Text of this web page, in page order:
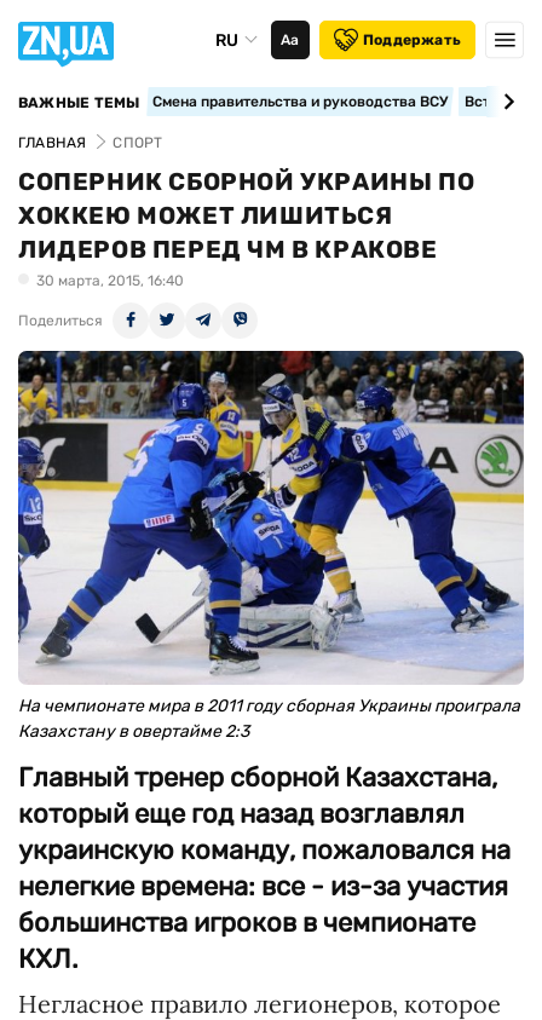
RU Аа Поддержать
ВАЖНЫЕ ТЕМЫ Смена правительства и руководства ВСУ
ГЛАВНАЯ СПОРТ
СОПЕРНИК СБОРНОЙ УКРАИНЫ ПО
ХОККЕЮ МОЖЕТ ЛИШИТЬСЯ
ЛИДЕРОВ ПЕРЕД ЧМ В КРАКОВЕ
30 марта, 2015, 16:40
Поделиться
На чемпионате мира в 2011 году сборная Украины проиграла
Казахстану в овертайме 2:3
Главный тренер сборной Казахстана,
который еще год назад возглавлял
украинскую команду, пожаловался на
нелегкие времена: все - из-за участия
большинства игроков в чемпионате
КХЛ.
Негласное правило легионеров, которое